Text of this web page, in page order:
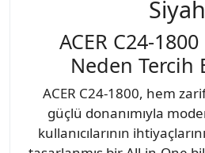
Siyah
ACER C24-
Neden Tercih
ACER C24-1800, hem
güçlü donanımıyla
kullanıcılarının